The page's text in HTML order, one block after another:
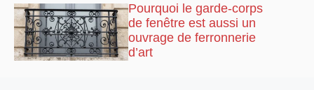
Pourquoi le garde-corps
de fenêtre est aussi un
ouvrage de ferronnerie
d’art